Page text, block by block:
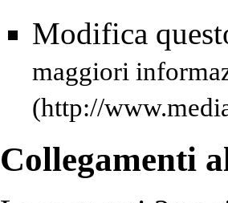
Modifica
maggiori
Collegamenti